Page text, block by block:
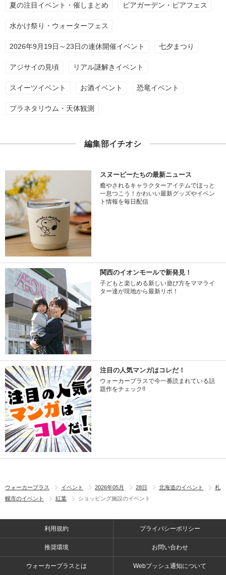
夏の注目イベント・催しまとめ ビアガーデン・ビアフェス
水かけ祭り・ウォーターフェス
2026年9月19日～23日の連休開催イベント 七夕まつり
アジサイの見頃 リアル謎解きイベント
スイーツイベント お酒イベント 恐竜イベント
プラネタリウム・天体観測
編集部イチオシ
スヌーピーたちの最新ニュース
癒やされるキャラクターアイテムでほっと
一息つこう！かわいい最新グッズやイベン
ト情報を毎日配信
関西のイオンモールで新発見！
子どもと楽しめる新しい遊び方をママライ
ター達が現地から最新リポ！
注目の人気マンガはコレだ！
ウォーカープラスで今一番読まれている話
題作をチェック!!
ウォーカープラス イベント 2026年05月 28日 北海道のイベント
札
幌市のイベント
紅葉 ショッピング施設のイベント
利用規約 プライバシーポリシー
推奨環境 お問い合わせ
ウォーカープラスとは Webプッシュ通知について